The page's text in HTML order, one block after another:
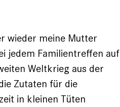
wieder meine Mutter
jedem Familientreffen auf
Weltkrieg aus der
Zutaten für die
in kleinen Tüten